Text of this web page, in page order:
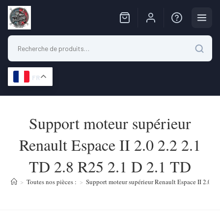
FR
Support moteur supérieur
Renault Espace II 2.0 2.2 2.1
TD 2.8 R25 2.1 D 2.1 TD
> Toutes nos pièces : > Support moteur supérieur Renault Espace II 2.0